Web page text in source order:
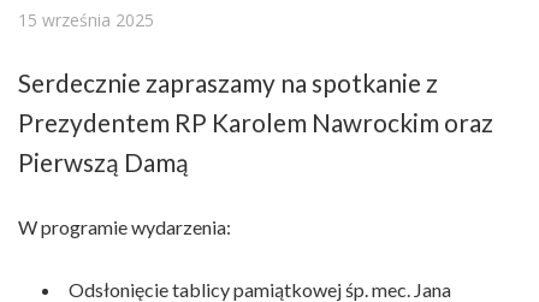
15 września 2025
Serdecznie zapraszamy na spotkanie z
Prezydentem RP Karolem Nawrockim oraz
Pierwszą Damą
W programie wydarzenia:
Odsłonięcie tablicy pamiątkowej śp. mec. Jana